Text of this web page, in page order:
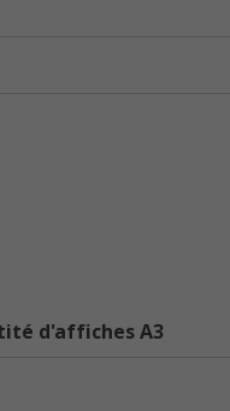
d'affiches A3